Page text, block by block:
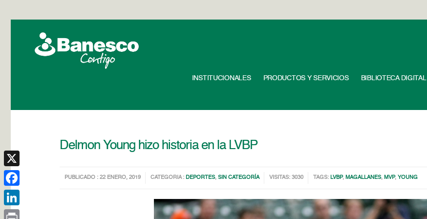
INSTITUCIONALES PRODUCTOS Y SERVICIOS BIBLIOTECA DIGITAL
Delmon Young hizo historia en la LVBP
PUBLICADO : 22 ENERO, 2019 CATEGORIA : DEPORTES,SIN CATEGORÍA VISITAS: 3030 TAGS: LVBP, MAGALLANES, MVP, YOUNG
X
Facebook
LinkedIn